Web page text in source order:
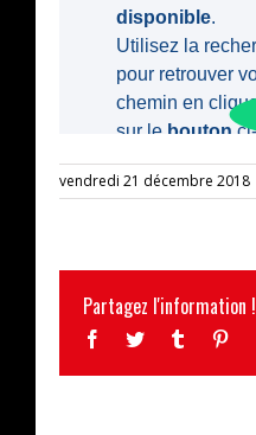
vendredi 21 décembre 2018
Partagez l'information !
Facebook
Twitter Tumblr